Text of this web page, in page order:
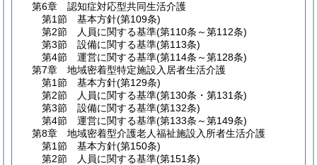
第6章
認知症対応型共同生活介護
第1節
基本方針(第109条)
第2節
人員に関する基準(第110条～第112条)
第3節
設備に関する基準(第113条)
第4節
運営に関する基準(第114条～第128条)
第7章
地域密着型特定施設入居者生活介護
第1節
基本方針(第129条)
第2節
人員に関する基準(第130条・第131条)
第3節
設備に関する基準(第132条)
第4節
運営に関する基準(第133条～第149条)
第8章
地域密着型介護老人福祉施設入所者生活介護
第1節
基本方針(第150条)
第2節
人員に関する基準(第151条)